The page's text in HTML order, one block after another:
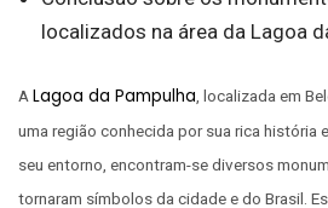
localizados na área da Lagoa
ALagoa da Pampulha, localizada em
uma região conhecida por sua rica história
seu entorno, encontram-se diversos
tornaram símbolos da cidade e do Brasil.